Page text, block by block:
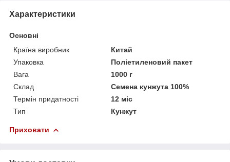
Характеристики
Основні
Країна виробник
Китай
Упаковка
Поліетиленовий пакет
Вага
1000 г
Склад
Семена кунжута 100%
Термін придатності
12 міс
Тип
Кунжут
Приховати